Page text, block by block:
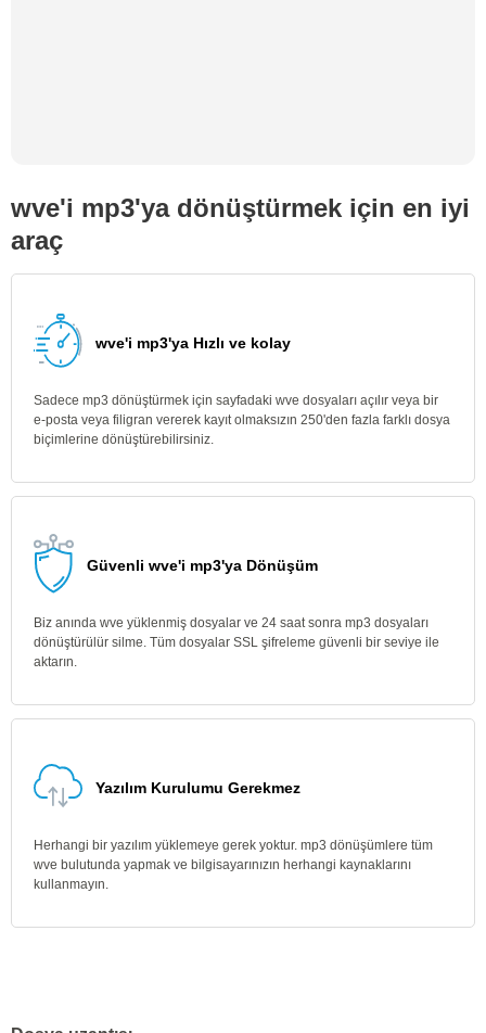
wve'i mp3'ya dönüştürmek için en iyi
araç
wve'i mp3'ya Hızlı ve kolay
Sadece mp3 dönüştürmek için sayfadaki wve dosyaları açılır veya bir
e-posta veya filigran vererek kayıt olmaksızın 250'den fazla farklı dosya
biçimlerine dönüştürebilirsiniz.
Güvenli wve'i mp3'ya Dönüşüm
Biz anında wve yüklenmiş dosyalar ve 24 saat sonra mp3 dosyaları
dönüştürülür silme. Tüm dosyalar SSL şifreleme güvenli bir seviye ile
aktarın.
Yazılım Kurulumu Gerekmez
Herhangi bir yazılım yüklemeye gerek yoktur. mp3 dönüşümlere tüm
wve bulutunda yapmak ve bilgisayarınızın herhangi kaynaklarını
kullanmayın.